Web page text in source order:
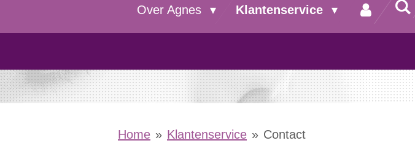
Over Agnes Klantenservice
Home » Klantenservice » Contact